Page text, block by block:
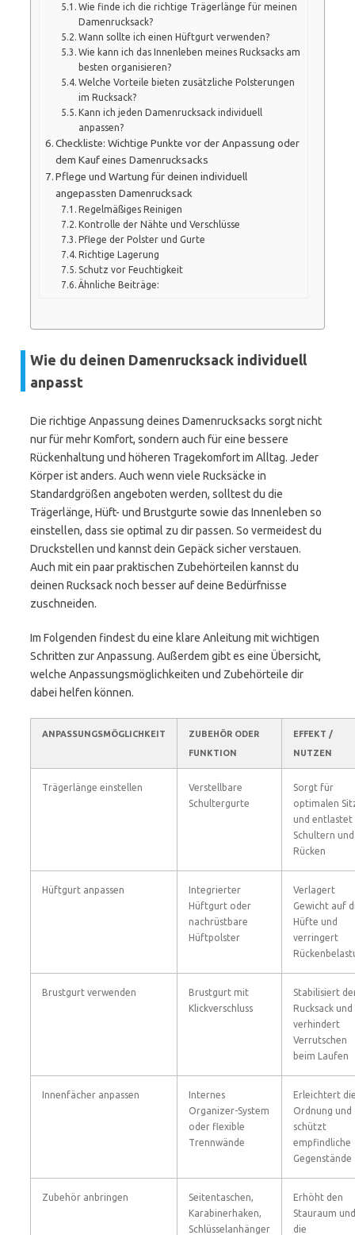
Wie finde ich die richtige Trägerlänge für meinen
Damenrucksack?
Wann sollte ich einen Hüftgurt verwenden?
Wie kann ich das Innenleben meines Rucksacks am
besten organisieren?
Welche Vorteile bieten zusätzliche Polsterungen
im Rucksack?
Kann ich jeden Damenrucksack individuell
anpassen?
Checkliste: Wichtige Punkte vor der Anpassung oder
dem Kauf eines Damenrucksacks
Pflege und Wartung für deinen individuell
angepassten Damenrucksack
Regelmäßiges Reinigen
Kontrolle der Nähte und Verschlüsse
Pflege der Polster und Gurte
Richtige Lagerung
Schutz vor Feuchtigkeit
Ähnliche Beiträge:
Wie du deinen Damenrucksack individuell
anpasst
Die richtige Anpassung deines Damenrucksacks sorgt nicht
nur für mehr Komfort, sondern auch für eine bessere
Rückenhaltung und höheren Tragekomfort im Alltag. Jeder
Körper ist anders. Auch wenn viele Rucksäcke in
Standardgrößen angeboten werden, solltest du die
Trägerlänge, Hüft- und Brustgurte sowie das Innenleben so
einstellen, dass sie optimal zu dir passen. So vermeidest du
Druckstellen und kannst dein Gepäck sicher verstauen.
Auch mit ein paar praktischen Zubehörteilen kannst du
deinen Rucksack noch besser auf deine Bedürfnisse
zuschneiden.
Im Folgenden findest du eine klare Anleitung mit wichtigen
Schritten zur Anpassung. Außerdem gibt es eine Übersicht,
welche Anpassungsmöglichkeiten und Zubehörteile dir
dabei helfen können.
ANPASSUNGSMÖGLICHKEIT
ZUBEHÖR ODER
FUNKTION
EFFEKT /
NUTZEN
Trägerlänge einstellen
Verstellbare
Schultergurte
Sorgt für
optimalen
und entlastet
Schultern und
Rücken
Hüftgurt anpassen
Integrierter
Hüftgurt oder
nachrüstbare
Hüftpolster
Verlagert
Gewicht auf
Hüfte und
verringert
Brustgurt verwenden
Brustgurt mit
Klickverschluss
Stabilisiert
Rucksack und
verhindert
Verrutschen
beim Laufen
Innenfächer anpassen
Internes
Organizer-System
oder flexible
Trennwände
Erleichtert
Ordnung und
schützt
empfindliche
Gegenstände
Zubehör anbringen
Seitentaschen,
Karabinerhaken,
Schlüsselanhänger
Erhöht den
Stauraum und
die